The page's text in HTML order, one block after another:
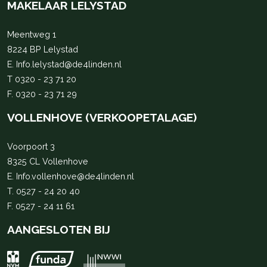
MAKELAAR LELYSTAD
Meentweg 1
8224 BP Lelystad
E. Info.lelystad@de4linden.nl
T 0320 - 23 71 20
F. 0320 - 23 71 29
VOLLENHOVE (VERKOOPETALAGE)
Voorpoort 3
8325 CL Vollenhove
E. Info.vollenhove@de4linden.nl
T. 0527 - 24 20 40
F. 0527 - 24 11 61
AANGESLOTEN BIJ